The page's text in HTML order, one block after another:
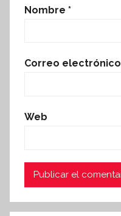
Nombre *
Correo electrónico
Web